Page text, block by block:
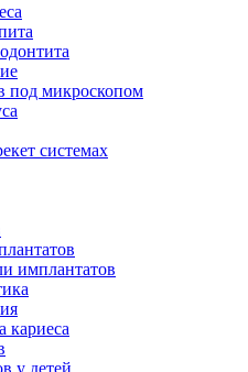
под микроскопом
системах
имплантатов
кариеса
у детей